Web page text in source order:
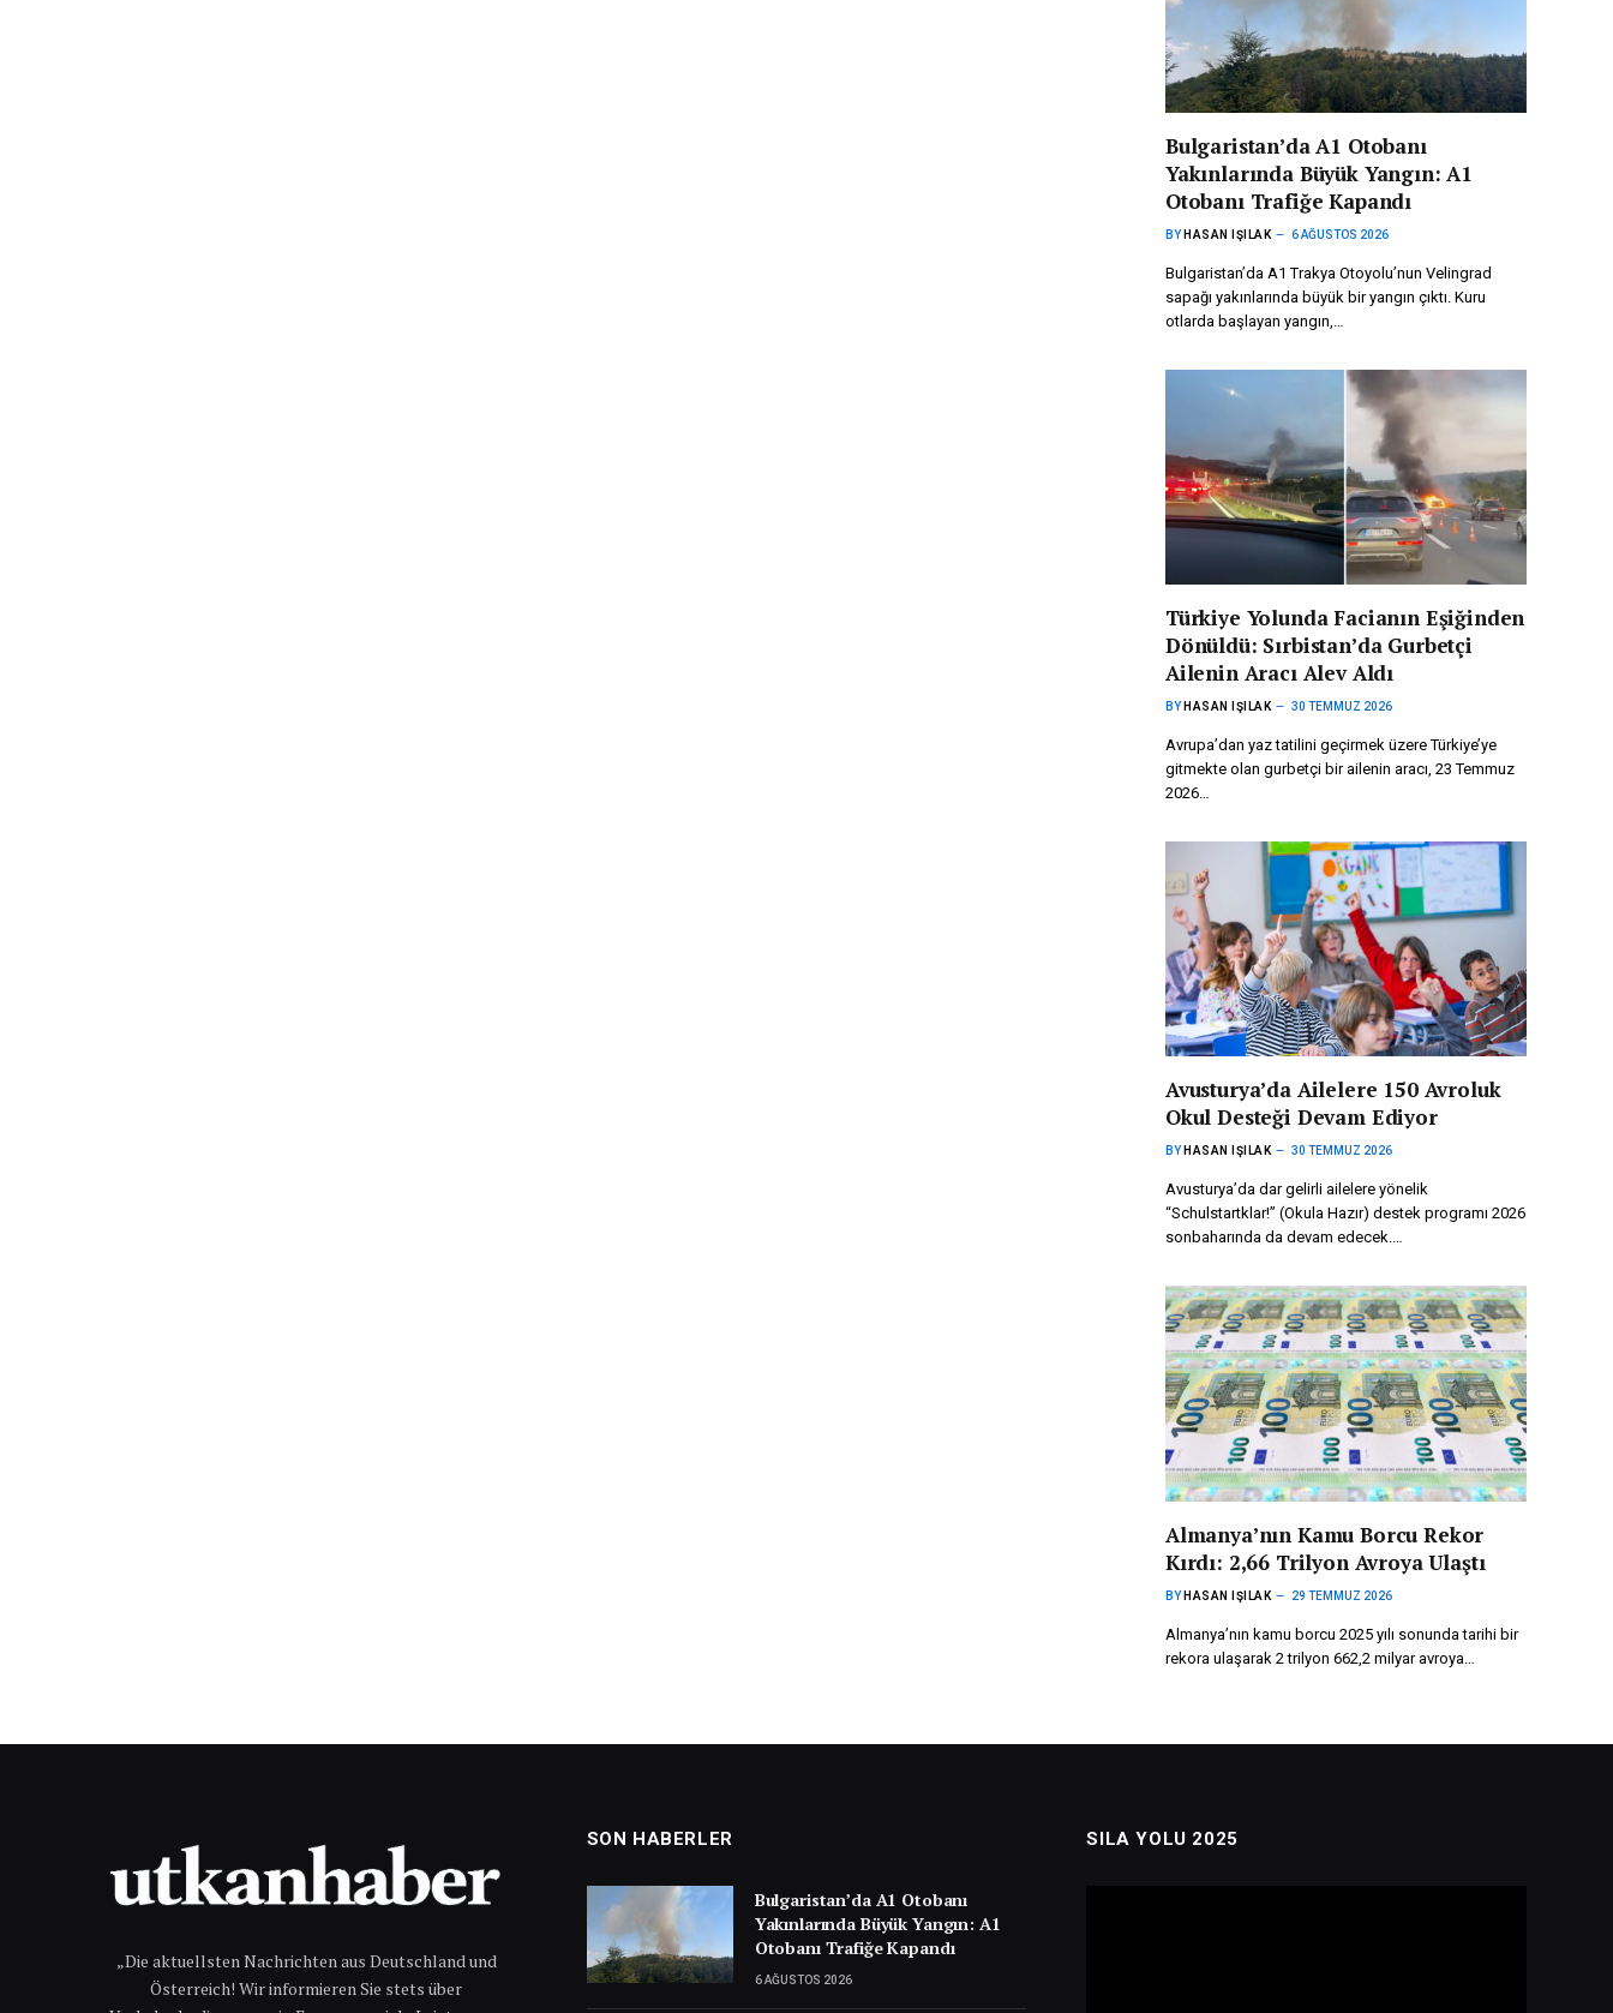
Bulgaristan’da A1 Otobanı
Yakınlarında Büyük Yangın: A1
Otobanı Trafiğe Kapandı
BY HASAN IŞILAK 6 AĞUSTOS 2026
Bulgaristan’da A1 Trakya Otoyolu’nun Velingrad
sapağı yakınlarında büyük bir yangın çıktı. Kuru
otlarda başlayan yangın,…
Türkiye Yolunda Facianın Eşiğinden
Dönüldü: Sırbistan’da Gurbetçi
Ailenin Aracı Alev Aldı
BY HASAN IŞILAK 30 TEMMUZ 2026
Avrupa’dan yaz tatilini geçirmek üzere Türkiye’ye
gitmekte olan gurbetçi bir ailenin aracı, 23 Temmuz
2026…
Avusturya’da Ailelere 150 Avroluk
Okul Desteği Devam Ediyor
BY HASAN IŞILAK 30 TEMMUZ 2026
Avusturya’da dar gelirli ailelere yönelik
“Schulstartklar!” (Okula Hazır) destek programı 2026
sonbaharında da devam edecek.…
Almanya’nın Kamu Borcu Rekor
Kırdı: 2,66 Trilyon Avroya Ulaştı
BY HASAN IŞILAK 29 TEMMUZ 2026
Almanya’nın kamu borcu 2025 yılı sonunda tarihi bir
rekora ulaşarak 2 trilyon 662,2 milyar avroya…
„Die aktuellsten Nachrichten aus Deutschland und
Österreich! Wir informieren Sie stets über
SON HABERLER
Bulgaristan’da A1 Otobanı
Yakınlarında Büyük Yangın: A1
Otobanı Trafiğe Kapandı
6 AĞUSTOS 2026
SILA YOLU 2025